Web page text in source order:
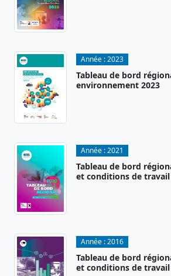
Année :2023
Tableau de bord
environnement 2023
Année :2021
Tableau de bord
et conditions de travail
Année :2016
Tableau de bord
et conditions de travail